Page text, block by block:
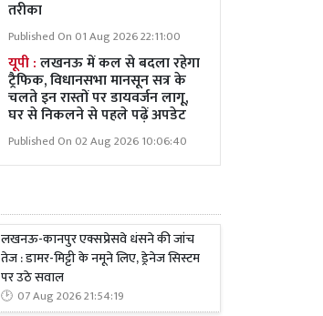
तरीका
Published On 01 Aug 2026 22:11:00
यूपी :लखनऊ में कल से बदला रहेगा
ट्रैफिक, विधानसभा मानसून सत्र के
चलते इन रास्तों पर डायवर्जन लागू,
घर से निकलने से पहले पढ़ें अपडेट
Published On 02 Aug 2026 10:06:40
लखनऊ-कानपुर एक्सप्रेसवे धंसने की जांच
तेज : डामर-मिट्टी के नमूने लिए, ड्रेनेज सिस्टम
पर उठे सवाल
07 Aug 2026 21:54:19